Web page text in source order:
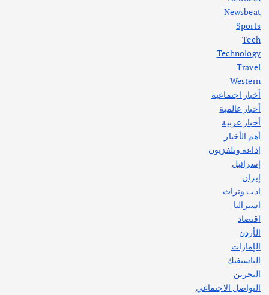
أهم الأخبار
اختتام ورشة السينوغرافيا في مدينة كلباء الاماراتية
أغسطس 3, 2026
Newsbeat
Sports
Tech
Technology
Travel
Western
أخبار اجتماعية
أخبار عالمية
أخبار عربية
أهم الأخبار
إذاعة وتلفزيون
إسرائيل
إيران
ادب وتراث
استراليا
اقتصاد
الأردن
الإمارات
الباسيفيك
البحرين
التواصل الاجتماعي